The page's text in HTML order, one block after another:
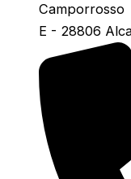
Camporrosso
E - 28806